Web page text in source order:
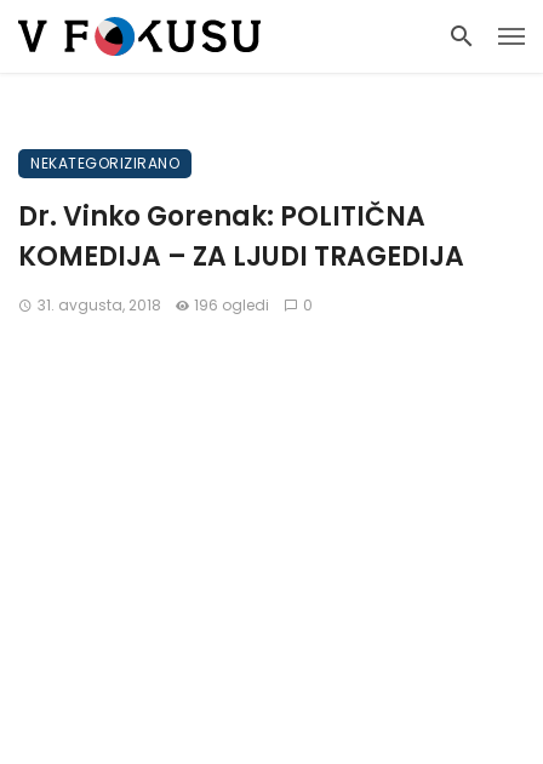
NEKATEGORIZIRANO
Dr. Vinko Gorenak: POLITIČNA
KOMEDIJA – ZA LJUDI TRAGEDIJA
31. avgusta, 2018 196 ogledi 0